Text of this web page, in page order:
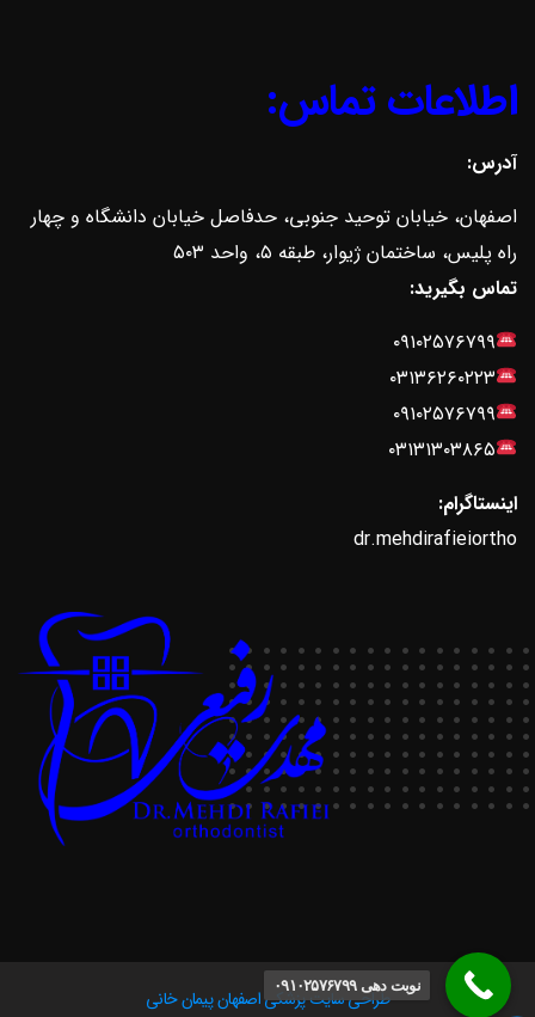
اطلاعات تماس:
آدرس:
اصفهان، خیابان توحید جنوبی، حدفاصل خیابان دانشگاه و چهار
راه پلیس، ساختمان ژیوار، طبقه ۵، واحد ۵۰۳
تماس بگیرید:
۰۹۱۰۲۵۷۶۷۹۹
۰۳۱۳۶۲۶۰۲۲۳
۰۹۱۰۲۵۷۶۷۹۹
۰۳۱۳۱۳۰۳۸۶۵
اینستاگرام:
dr.mehdirafieiortho
طراحی سایت پزشکی اصفهانپیمان خانی
نوبت دهی ۰۹۱۰۲۵۷۶۷۹۹